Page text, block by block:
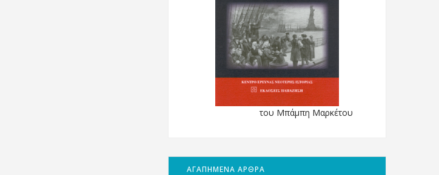
του Μπάμπη Μαρκέτου
ΑΓΑΠΗΜΕΝΑ ΑΡΘΡΑ